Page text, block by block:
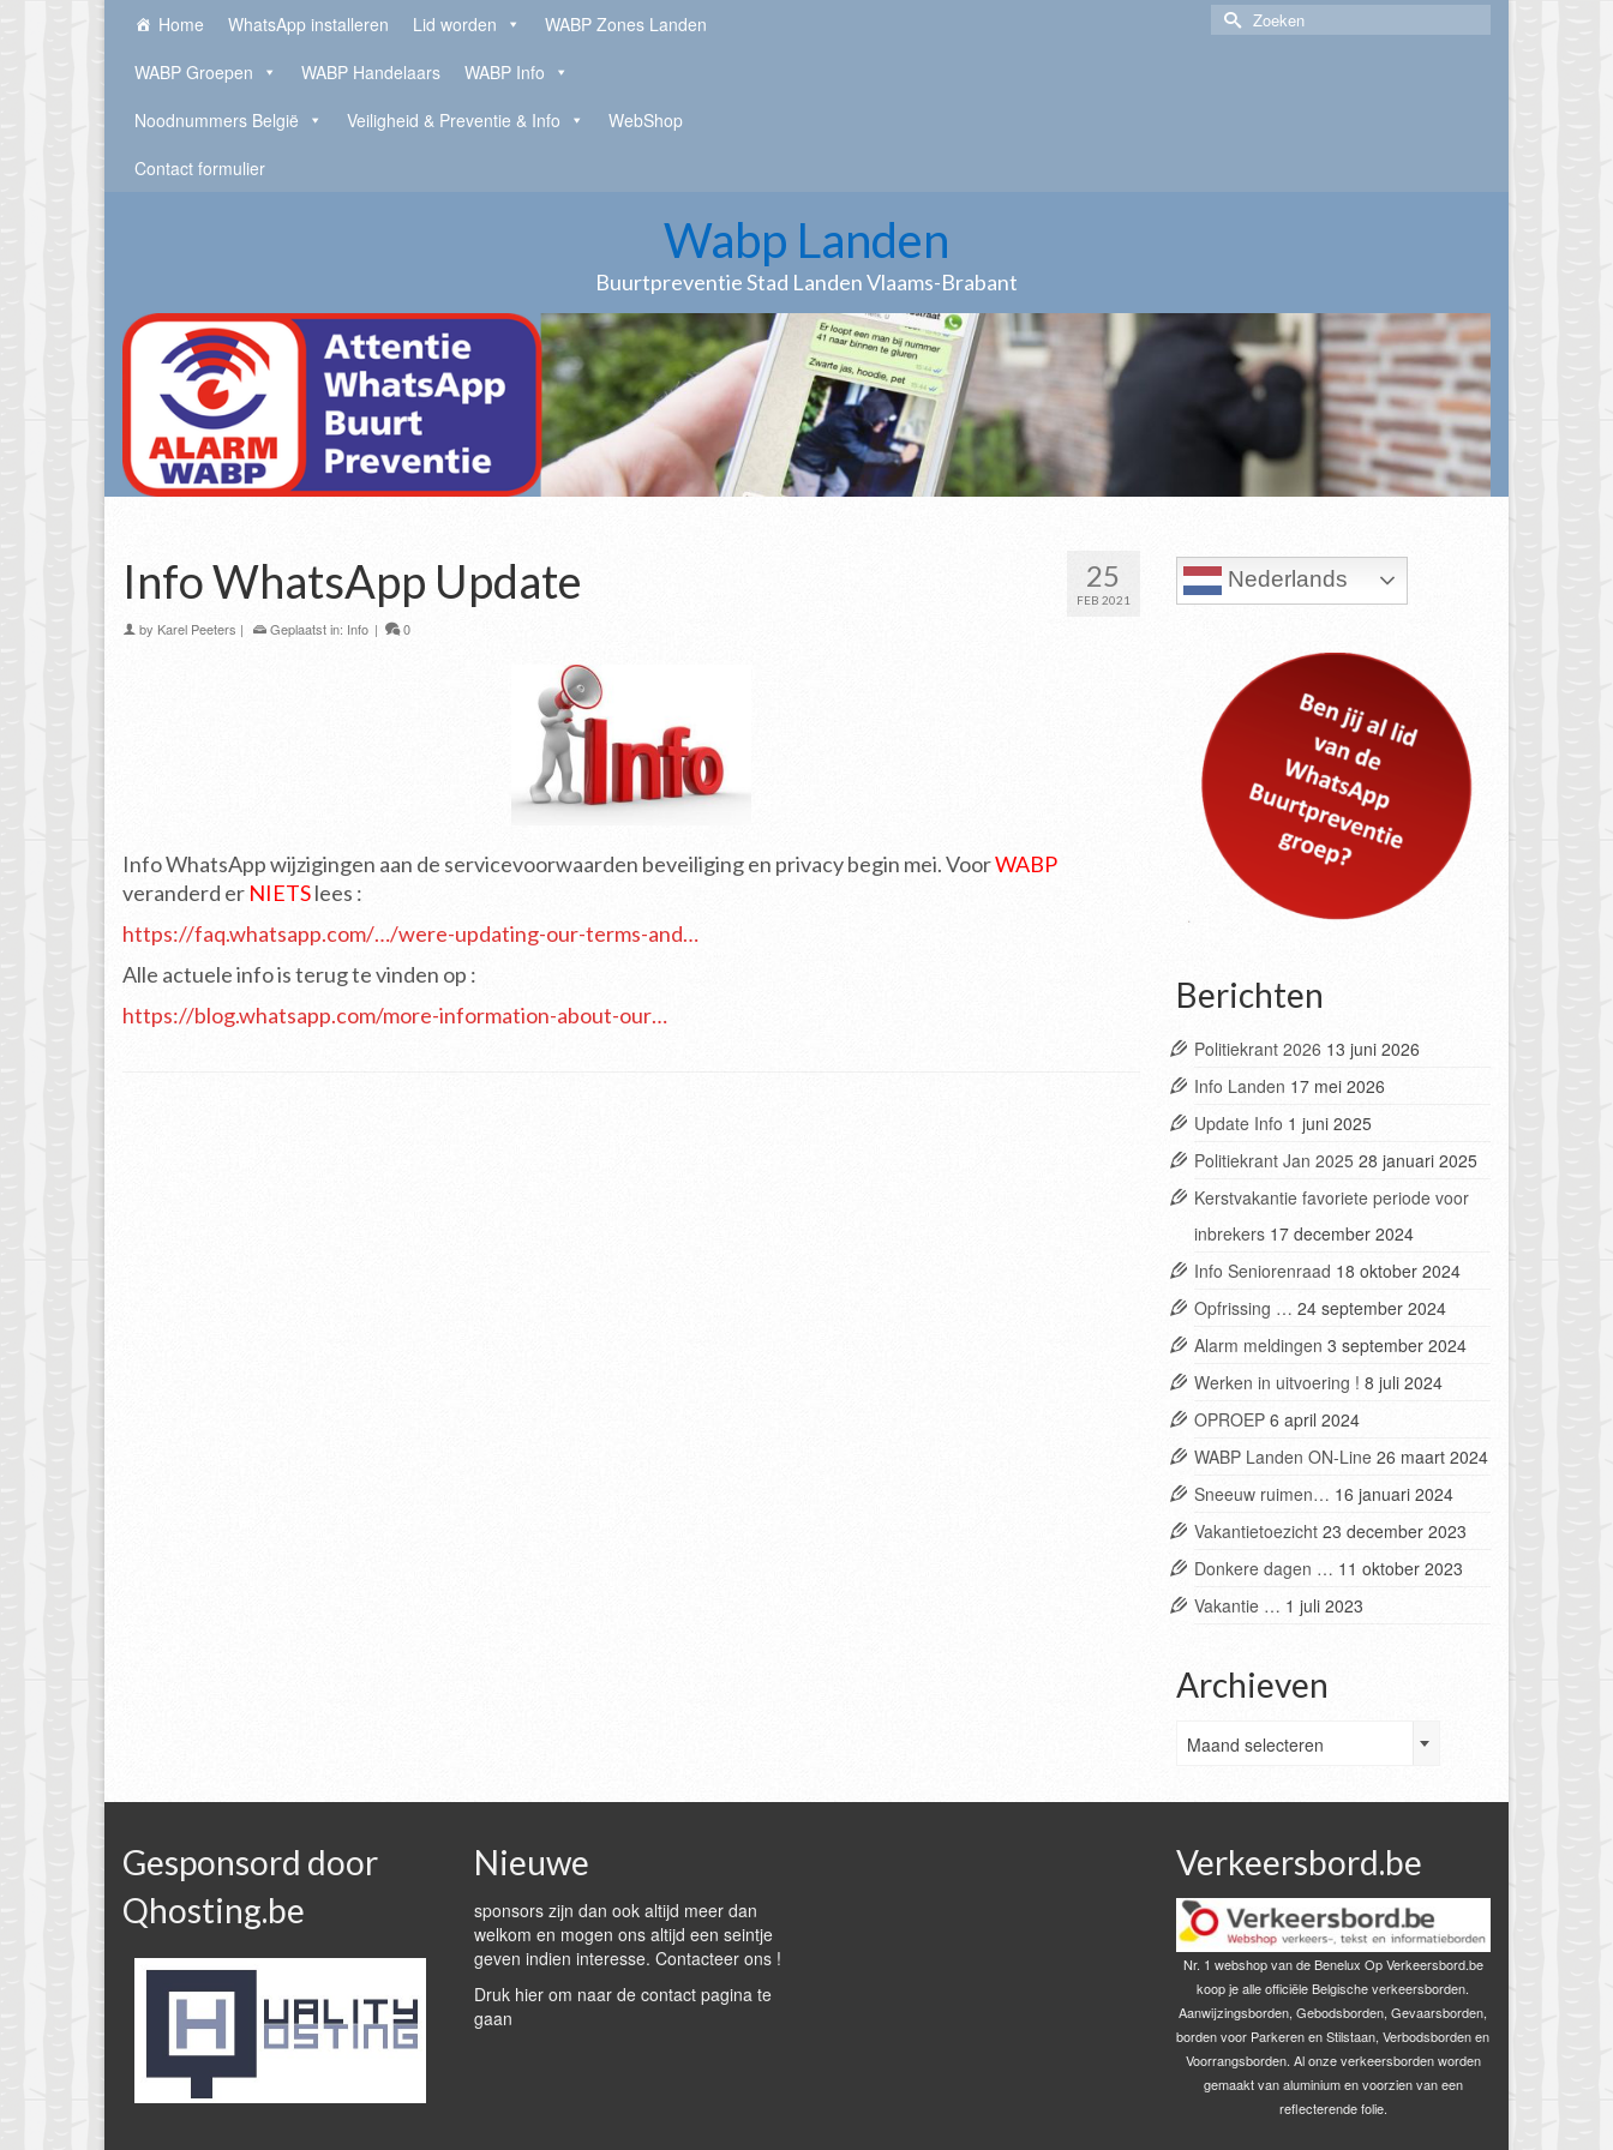
Home WhatsApp installeren Lid worden
WABP Zones Landen
WABP Groepen
WABP Handelaars
WABP Info
Noodnummers België
Veiligheid & Preventie & Info
WebShop
Contact formulier
Zoek
Wabp Landen
Buurtpreventie Stad Landen Vlaams-Brabant
25
FEB 2021
Info WhatsApp Update
by Karel Peeters | Geplaatst in: Info | 0
Info WhatsApp wijzigingen aan de servicevoorwaarden beveiliging en privacy begin mei. VoorWABP
veranderd er NIETSlees :
https://faq.whatsapp.com/…/were-updating-our-terms-and…
Alle actuele info is terug te vinden op :
https://blog.whatsapp.com/more-information-about-our…
Nederlands
Berichten
Politiekrant 2026 13 juni 2026
Info Landen 17 mei 2026
Update Info 1 juni 2025
Politiekrant Jan 2025 28 januari 2025
Kerstvakantie favoriete periode voor
inbrekers 17 december 2024
Info Seniorenraad 18 oktober 2024
Opfrissing … 24 september 2024
Alarm meldingen 3 september 2024
Werken in uitvoering ! 8 juli 2024
OPROEP 6 april 2024
WABP Landen ON-Line 26 maart 2024
Sneeuw ruimen… 16 januari 2024
Vakantietoezicht 23 december 2023
Donkere dagen … 11 oktober 2023
Vakantie … 1 juli 2023
Archieven
Maand selecteren
Gesponsord door
Qhosting.be
Nieuwe
sponsors zijn dan ook altijd meer dan
welkom en mogen ons altijd een seintje
geven indien interesse. Contacteer ons !
Druk hier om naar de contact pagina te
gaan
Verkeersbord.be
Nr. 1 webshop van de Benelux Op Verkeersbord.be
koop je alle officiële Belgische verkeersborden.
Aanwijzingsborden, Gebodsborden, Gevaarsborden,
borden voor Parkeren en Stilstaan, Verbodsborden en
Voorrangsborden. Al onze verkeersborden worden
gemaakt van aluminium en voorzien van een
reflecterende folie.